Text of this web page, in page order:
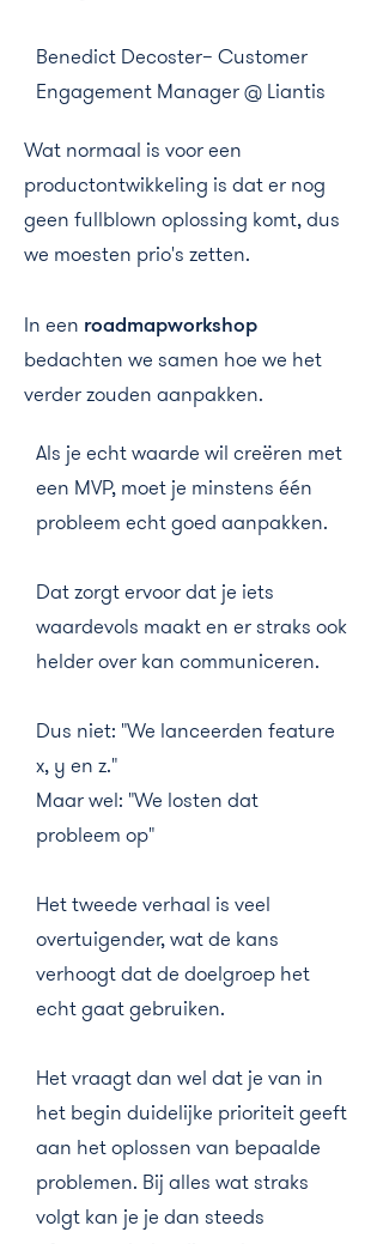
Benedict Decoster– Customer
Engagement Manager @ Liantis
Wat normaal is voor een
productontwikkeling is dat er nog
geen fullblown oplossing komt, dus
we moesten prio's zetten.
In een roadmapworkshop
bedachten we samen hoe we het
verder zouden aanpakken.
Als je echt waarde wil creëren met
een MVP, moet je minstens één
probleem echt goed aanpakken.
Dat zorgt ervoor dat je iets
waardevols maakt en er straks ook
helder over kan communiceren.
Dus niet: "We lanceerden feature
x, y en z."
Maar wel: "We losten dat
probleem op"
Het tweede verhaal is veel
overtuigender, wat de kans
verhoogt dat de doelgroep het
echt gaat gebruiken.
Het vraagt dan wel dat je van in
het begin duidelijke prioriteit geeft
aan het oplossen van bepaalde
problemen. Bij alles wat straks
volgt kan je je dan steeds